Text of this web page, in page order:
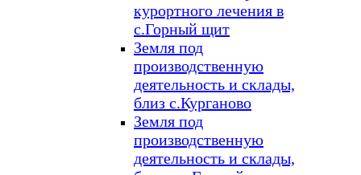
курортного лечения в
с.Горный щит
Земля под
производственную
деятельность и склады,
близ с.Курганово
Земля под
производственную
деятельность и склады,